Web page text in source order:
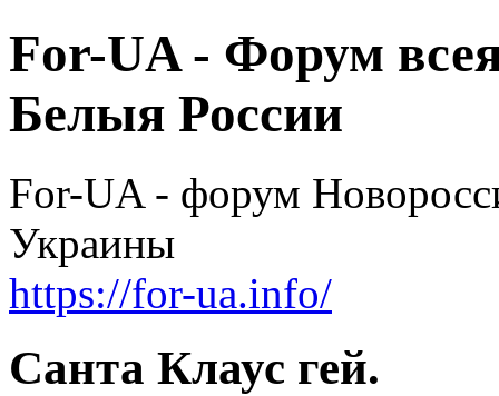
For-UA - Форум
Белыя России
For-UA - форум
Украины
https://for-ua.info/
Санта Клаус гей.